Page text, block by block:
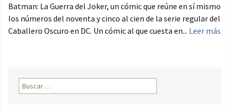
Batman: La Guerra del Joker, un cómic que reúne en sí mismo
los números del noventa y cinco al cien de la serie regular del
Caballero Oscuro en DC. Un cómic al que cuesta en... Leer más
Buscar: